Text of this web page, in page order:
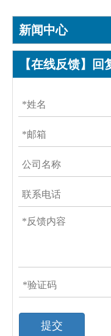
新闻中心
【在线反馈】回
提交